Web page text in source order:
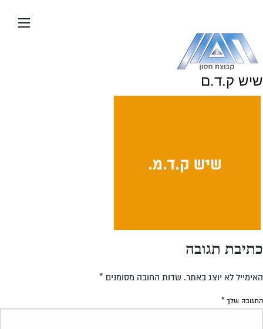
העמוד
שיש ק.ד.ם
כתיבת תגובה
האימייל לא יוצג באתר. שדות החובה מסומנים *
התגובה שלך *